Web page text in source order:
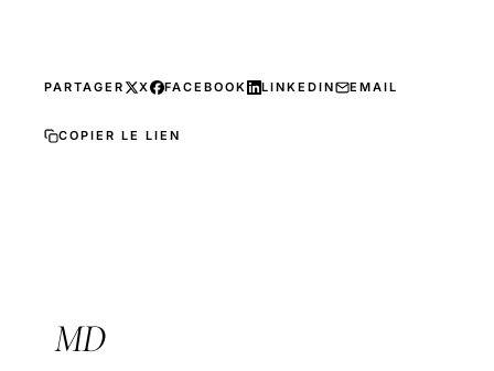
PARTAGER X FACEBOOK LINKEDIN EMAIL
COPIER LE LIEN
MD